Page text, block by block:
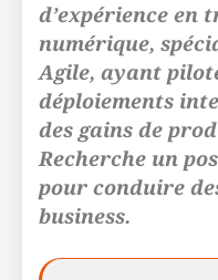
d’expérience en
numérique,
Agile, ayant
déploiements
des gains de
Recherche un
pour conduire
business.